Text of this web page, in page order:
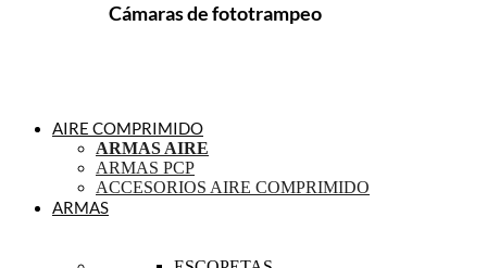
Cámaras de fototrampeo
AIRE COMPRIMIDO
ARMAS AIRE
ARMAS PCP
ACCESORIOS AIRE COMPRIMIDO
ARMAS